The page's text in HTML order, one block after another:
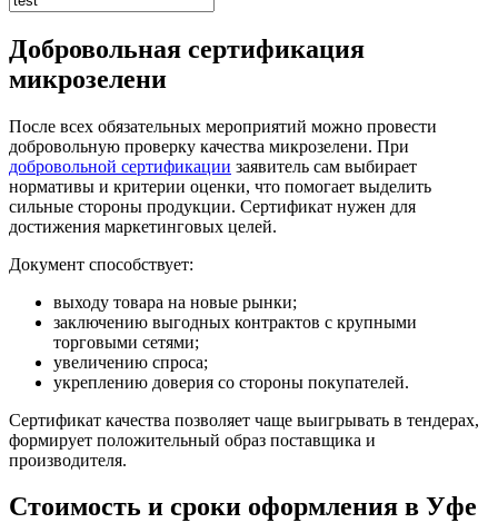
Добровольная сертификация
микрозелени
После всех обязательных мероприятий можно провести
добровольную проверку качества микрозелени. При
добровольной сертификации заявитель сам выбирает
нормативы и критерии оценки, что помогает выделить
сильные стороны продукции. Сертификат нужен для
достижения маркетинговых целей.
Документ способствует:
выходу товара на новые рынки;
заключению выгодных контрактов с крупными
торговыми сетями;
увеличению спроса;
укреплению доверия со стороны покупателей.
Сертификат качества позволяет чаще выигрывать в тендерах,
формирует положительный образ поставщика и
производителя.
Стоимость и сроки оформления в Уфе